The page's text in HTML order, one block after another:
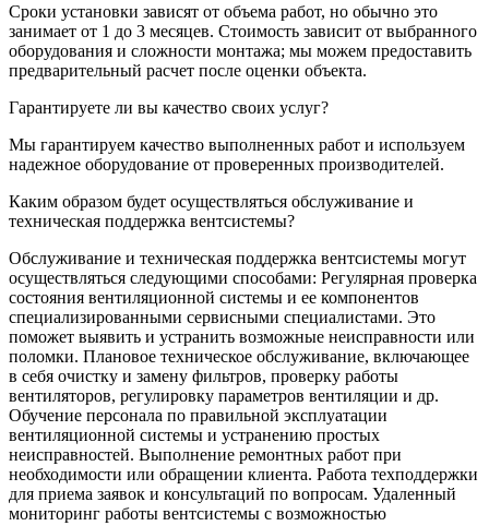
Сроки установки зависят от объема работ, но обычно это
занимает от 1 до 3 месяцев. Стоимость зависит от выбранного
оборудования и сложности монтажа; мы можем предоставить
предварительный расчет после оценки объекта.
Гарантируете ли вы качество своих услуг?
Мы гарантируем качество выполненных работ и используем
надежное оборудование от проверенных производителей.
Каким образом будет осуществляться обслуживание и
техническая поддержка вентсистемы?
Обслуживание и техническая поддержка вентсистемы могут
осуществляться следующими способами: Регулярная проверка
состояния вентиляционной системы и ее компонентов
специализированными сервисными специалистами. Это
поможет выявить и устранить возможные неисправности или
поломки. Плановое техническое обслуживание, включающее
в себя очистку и замену фильтров, проверку работы
вентиляторов, регулировку параметров вентиляции и др.
Обучение персонала по правильной эксплуатации
вентиляционной системы и устранению простых
неисправностей. Выполнение ремонтных работ при
необходимости или обращении клиента. Работа техподдержки
для приема заявок и консультаций по вопросам. Удаленный
мониторинг работы вентсистемы с возможностью